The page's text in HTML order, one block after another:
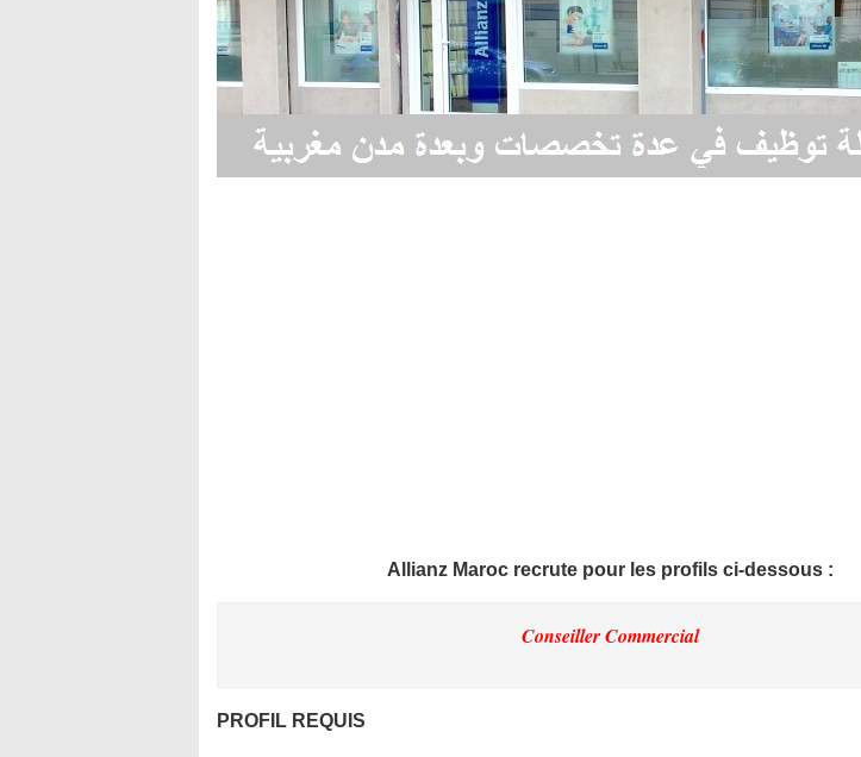
Allianz Maroc recrute pour les profils ci-dessous :
Conseiller Commercial
PROFIL REQUIS